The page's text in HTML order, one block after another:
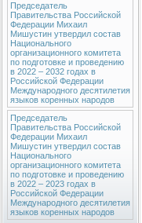
Председатель
Правительства Российской
Федерации Михаил
Мишустин утвердил состав
Национального
организационного комитета
по подготовке и проведению
в 2022 – 2032 годах в
Российской Федерации
Международного десятилетия
языков коренных народов
Председатель
Правительства Российской
Федерации Михаил
Мишустин утвердил состав
Национального
организационного комитета
по подготовке и проведению
в 2022 – 2023 годах в
Российской Федерации
Международного десятилетия
языков коренных народов